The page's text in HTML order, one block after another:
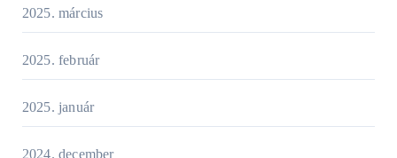
2025. március
2025. február
2025. január
2024. december